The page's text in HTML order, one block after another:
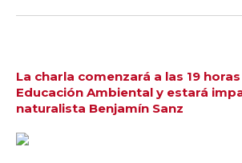
La charla comenzará a las 19
Educación Ambiental y estará
naturalista Benjamín Sanz